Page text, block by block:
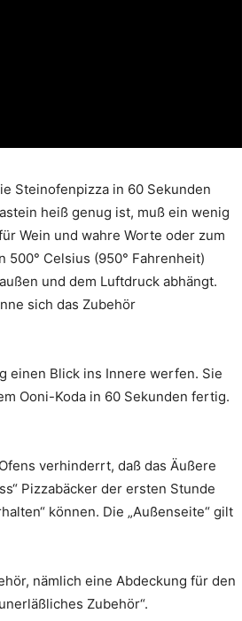
Steinofenpizza in 60 Sekunden
heiß genug ist, muß ein wenig
Wein und wahre Worte oder zum
500° Celsius (950° Fahrenheit)
und dem Luftdruck abhängt.
sich das Zubehör
einen Blick ins Innere werfen. Sie
Ooni-Koda in 60 Sekunden fertig.
verhinderrt, daß das Äußere
Pizzabäcker der ersten Stunde
können. Die „Außenseite“ gilt
nämlich eine Abdeckung für den
Zubehör“.